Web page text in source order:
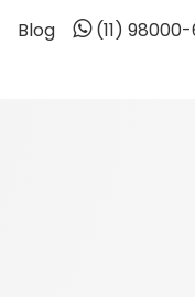
Blog (11)